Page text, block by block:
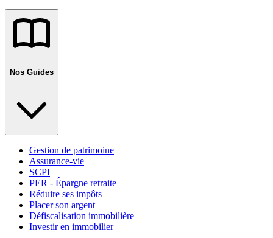
Nos Guides
Gestion de patrimoine
Assurance-vie
SCPI
PER - Épargne retraite
Réduire ses impôts
Placer son argent
Défiscalisation immobilière
Investir en immobilier